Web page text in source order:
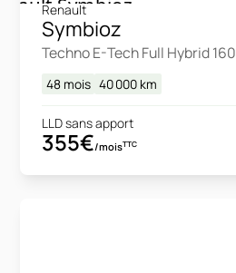
Renault
Symbioz
Techno E-Tech Full Hybrid 160
48 mois 40 000 km
LLD sans apport
355€/moisTTC